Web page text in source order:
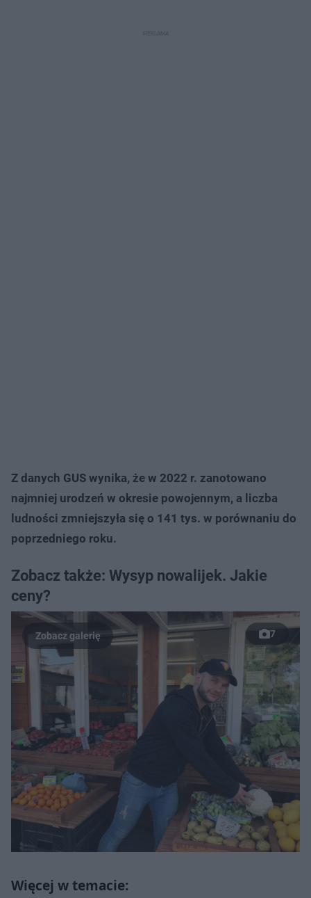
Z danych GUS wynika, że w 2022 r. zanotowano
najmniej urodzeń w okresie powojennym, a liczba
ludności zmniejszyła się o 141 tys. w porównaniu do
poprzedniego roku.
Zobacz także: Wysyp nowalijek. Jakie
ceny?
7